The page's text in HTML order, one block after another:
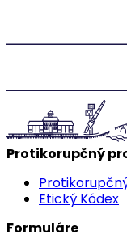
Protikorupčný
Etický Kódex
Formuláre